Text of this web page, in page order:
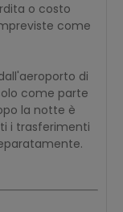
o costo
come
di
come parte
la notte è
i trasferimenti